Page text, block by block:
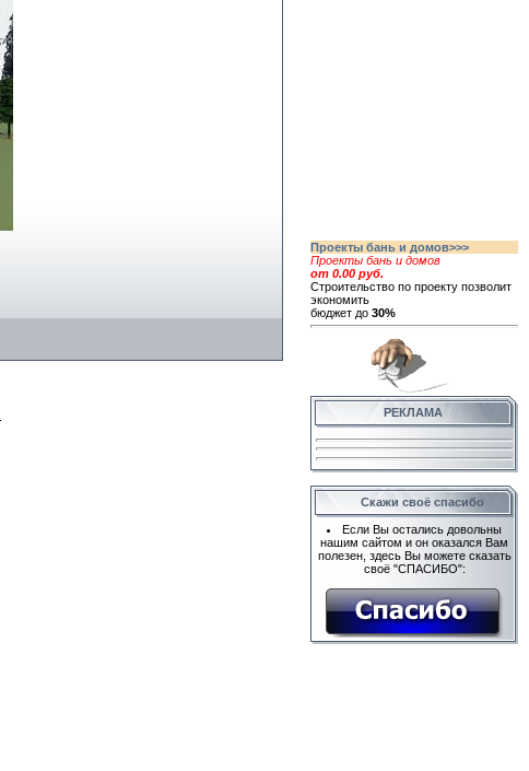
Проекты бань и домов>>>
Проекты бань и домов
от 0.00 руб.
Строительство по проекту позволит
экономить
бюджет до 30%
РЕКЛАМА
Скажи своё спасибо
Если Вы остались довольны
нашим сайтом и он оказался Вам
полезен, здесь Вы можете сказать
своё "СПАСИБО":